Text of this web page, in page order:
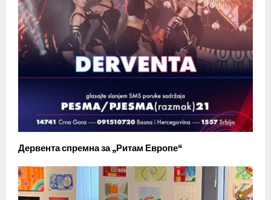
Дервента спремна за „Ритам Европе“